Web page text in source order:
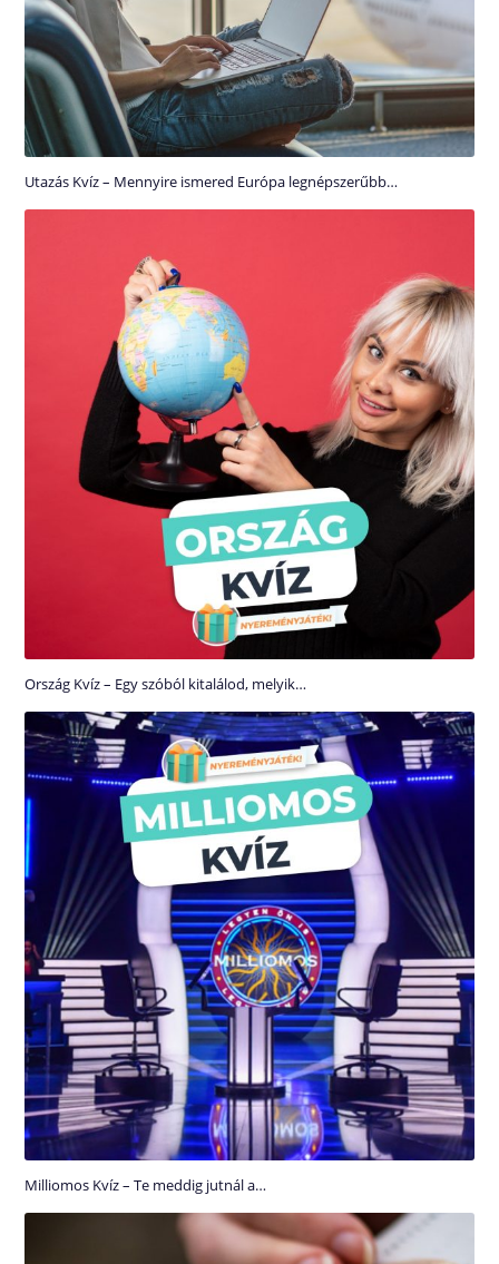
Utazás Kvíz – Mennyire ismered Európa legnépszerűbb…
Ország Kvíz – Egy szóból kitalálod, melyik…
Milliomos Kvíz – Te meddig jutnál a…